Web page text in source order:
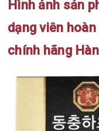
Hình ảnh sản
dạng viên
chính hãng